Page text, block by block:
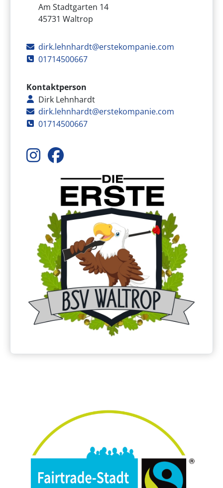
Adresse des Vereins
Am Stadtgarten 14
45731 Waltrop
E-Maildirk.lehnhardt@erstekompanie.com
Telefon
01714500667
Kontaktperson
Dirk Lehnhardt
E-Maildirk.lehnhardt@erstekompanie.com
Telefon
01714500667